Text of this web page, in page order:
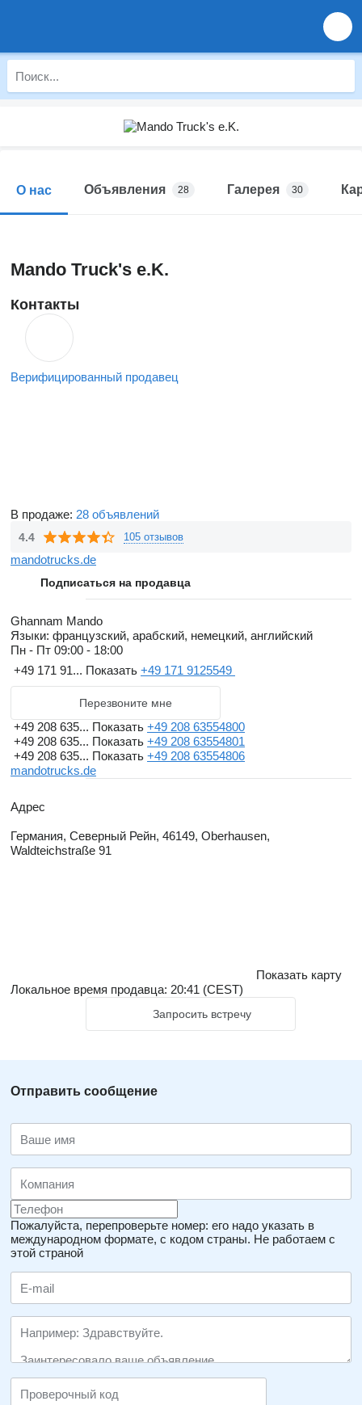
О нас Объявления 28 Галерея 30
Mando Truck's e.K.
Контакты
Верифицированный продавец
В продаже: 28 объявлений
4.4 105 отзывов
mandotrucks.de
Подписаться на продавца
Ghannam Mando
Языки: французский, арабский, немецкий, английский
Пн - Пт 09:00 - 18:00
+49 171 91... Показать +49 171 9125549
Перезвоните мне
+49 208 635... Показать +49 208 63554800
+49 208 635... Показать +49 208 63554801
+49 208 635... Показать +49 208 63554806
mandotrucks.de
Адрес
Германия, Северный Рейн, 46149, Oberhausen,
Waldteichstraße 91
Показать карту
Локальное время продавца: 20:41 (CEST)
Запросить встречу
Отправить сообщение
Пожалуйста, перепроверьте номер: его надо указать в
международном формате, с кодом страны. Не работаем с
этой страной